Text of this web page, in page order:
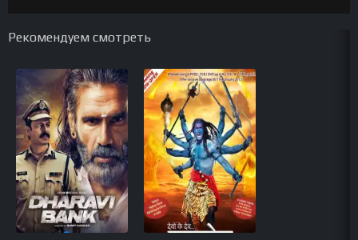
Рекомендуем смотреть